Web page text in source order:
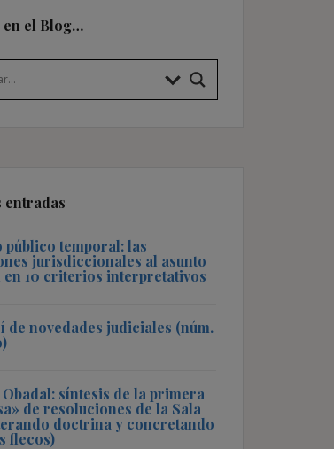
en el Blog…
entradas
público temporal: las
jurisdiccionales al asunto
en 10 criterios interpretativos
de novedades judiciales (núm.
Obadal: síntesis de la primera
de resoluciones de la Sala
doctrina y concretando
flecos)